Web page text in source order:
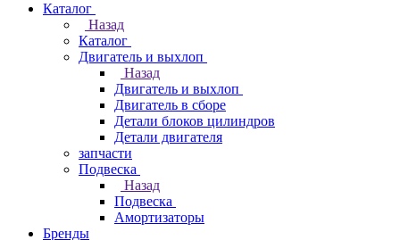
Каталог
Назад
Каталог
Двигатель и выхлоп
Назад
Двигатель и выхлоп
Двигатель в сборе
Детали блоков цилиндров
Детали двигателя
запчасти
Подвеска
Назад
Подвеска
Амортизаторы
Бренды